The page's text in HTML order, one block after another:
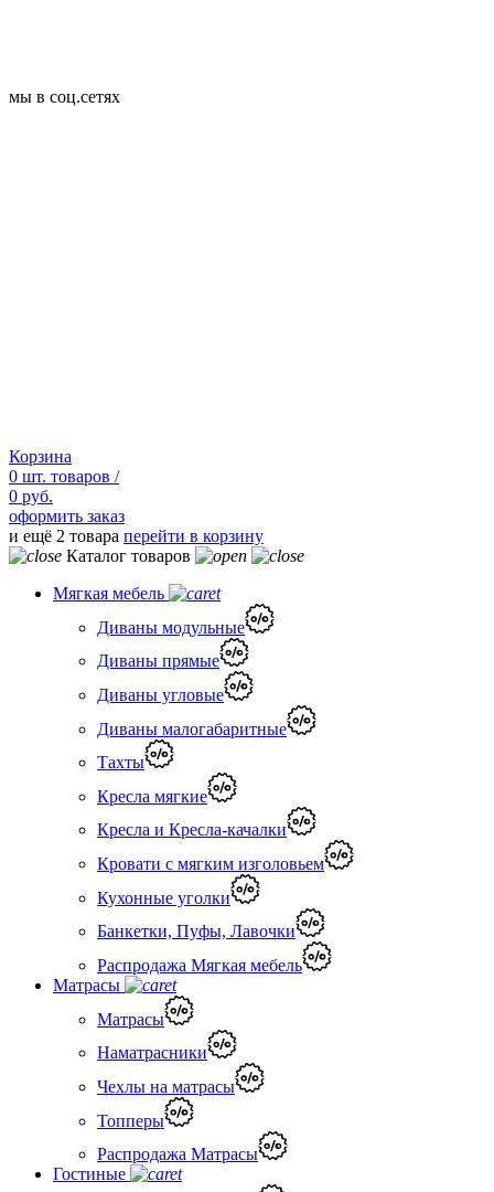
мы в соц.сетях
Корзина
0 шт. товаров /
0 руб.
оформить заказ
и ещё 2 товара перейти в корзину
Каталог товаров
Мягкая мебель
Диваны модульные
Диваны прямые
Диваны угловые
Диваны малогабаритные
Тахты
Кресла мягкие
Кресла и Кресла-качалки
Кровати с мягким изголовьем
Кухонные уголки
Банкетки, Пуфы, Лавочки
Распродажа Мягкая мебель
Матрасы
Матрасы
Наматрасники
Чехлы на матрасы
Топперы
Распродажа Матрасы
Гостиные